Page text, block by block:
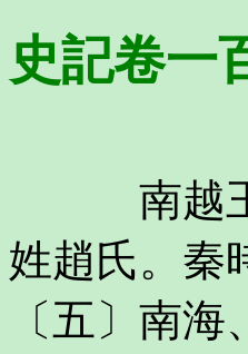
史記卷
南越王〔
姓趙氏。秦
〔五〕南